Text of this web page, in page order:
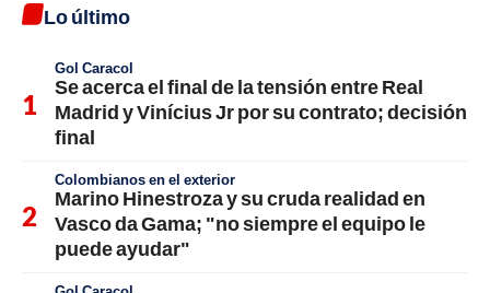
Lo último
Gol Caracol
Se acerca el final de la tensión entre Real
Madrid y Vinícius Jr por su contrato; decisión
final
Colombianos en el exterior
Marino Hinestroza y su cruda realidad en
Vasco da Gama; "no siempre el equipo le
puede ayudar"